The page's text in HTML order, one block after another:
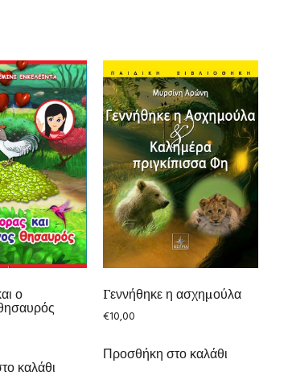
ο
καλάθι
Γεννήθηκε η ασχημούλα
€10,00
Προσθήκη στο καλάθι